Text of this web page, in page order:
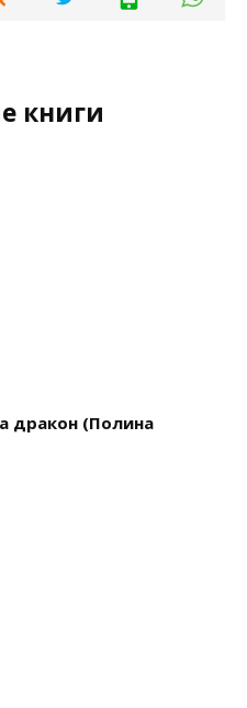
книги
дракон (Полина